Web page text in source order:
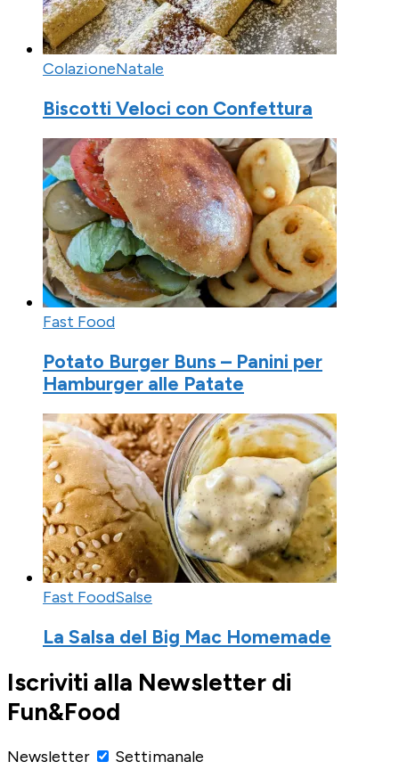
ColazioneNatale
Biscotti Veloci con Confettura
Fast Food
Potato Burger Buns – Panini per
Hamburger alle Patate
Fast FoodSalse
La Salsa del Big Mac Homemade
Iscriviti alla Newsletter di
Fun&Food
Newsletter
Settimanale